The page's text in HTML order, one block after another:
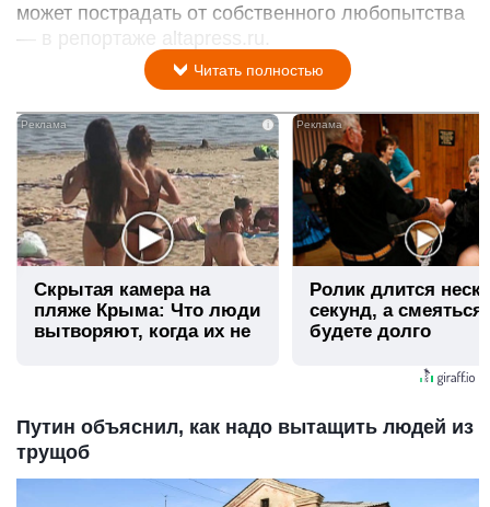
может пострадать от собственного любопытства
— в репортаже altapress.ru.
Читать полностью
i
Скрытая камера на
пляже Крыма: Что люди
вытворяют, когда их не
Ролик длится
секунд, а
будете долго
Путин объяснил, как надо вытащить людей из
трущоб